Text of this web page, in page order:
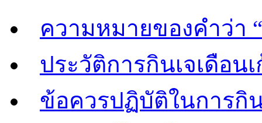
ความหมายของคำว่า “
ประวัติการกินเจเดือน
ข้อควรปฏิบัติในการกิ